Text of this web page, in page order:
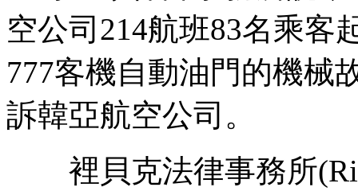
空公司214航班83名乘客
777客機自動油門的機械
訴韓亞航空公司。
裡貝克法律事務所